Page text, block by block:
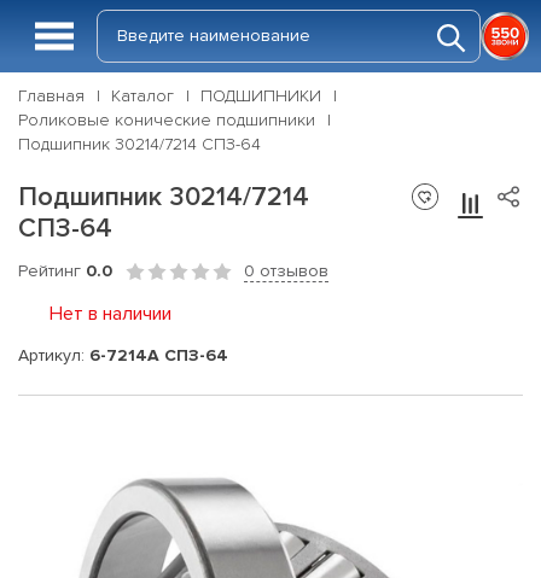
Главная Каталог
ПОДШИПНИКИ
Роликовые конические подшипники
Подшипник 30214/7214 СПЗ-64
Подшипник 30214/7214
СПЗ-64
Рейтинг 0.0 0 отзывов
Нет в наличии
Артикул: 6-7214А СПЗ-64